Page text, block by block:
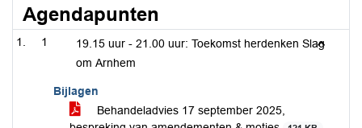
Agendapunten
1
19.15 uur - 21.00 uur: Toekomst herdenken Slag
om Arnhem
Bijlagen
Behandeladvies 17 september 2025,